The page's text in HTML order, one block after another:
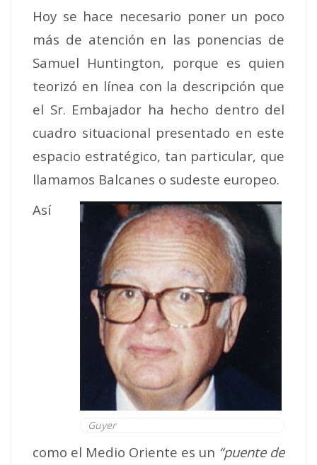
Hoy se hace necesario poner un poco
más de atención en las ponencias de
Samuel Huntington, porque es quien
teorizó en línea con la descripción que
el Sr. Embajador ha hecho dentro del
cuadro situacional presentado en este
espacio estratégico, tan particular, que
llamamos Balcanes o sudeste europeo.
Guyer
Así
como el Medio Oriente es un “puente de